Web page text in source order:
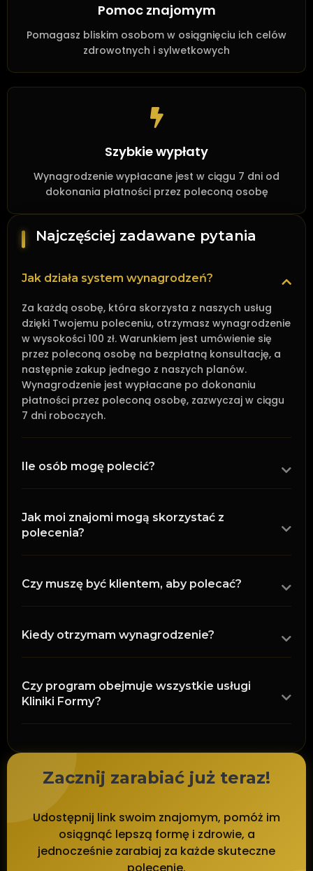
Pomoc znajomym
Pomagasz bliskim osobom w osiągnięciu ich celów
zdrowotnych i sylwetkowych
Szybkie wypłaty
Wynagrodzenie wypłacane jest w ciągu 7 dni od
dokonania płatności przez poleconą osobę
Najczęściej zadawane pytania
Jak działa system wynagrodzeń?
Za każdą osobę, która skorzysta z naszych usług
dzięki Twojemu poleceniu, otrzymasz wynagrodzenie
w wysokości 100 zł. Warunkiem jest umówienie się
przez poleconą osobę na bezpłatną konsultację, a
następnie zakup jednego z naszych planów.
Wynagrodzenie jest wypłacane po dokonaniu
płatności przez poleconą osobę, zazwyczaj w ciągu
7 dni roboczych.
Ile osób mogę polecić?
Jak moi znajomi mogą skorzystać z
polecenia?
Czy muszę być klientem, aby polecać?
Kiedy otrzymam wynagrodzenie?
Czy program obejmuje wszystkie usługi
Kliniki Formy?
Zacznij zarabiać już teraz!
Udostępnij link swoim znajomym, pomóż im
osiągnąć lepszą formę i zdrowie, a
jednocześnie zarabiaj za każde skuteczne
polecenie.